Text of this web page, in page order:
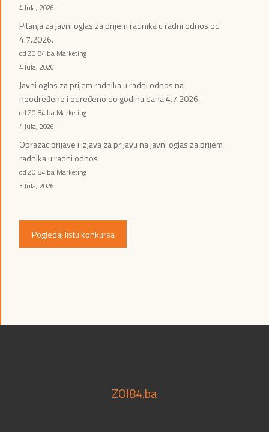
4 Jula, 2026
Pitanja za javni oglas za prijem radnika u radni odnos od
4.7.2026.
od ZOI84.ba Marketing
4 Jula, 2026
Javni oglas za prijem radnika u radni odnos na
neodređeno i određeno do godinu dana 4.7.2026.
od ZOI84.ba Marketing
4 Jula, 2026
Obrazac prijave i izjava za prijavu na javni oglas za prijem
radnika u radni odnos
od ZOI84.ba Marketing
3 Jula, 2026
Pogledaj listu konkursa
ZOI84.ba